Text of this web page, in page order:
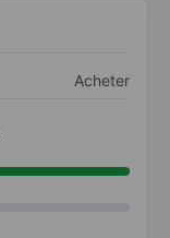
Acheter